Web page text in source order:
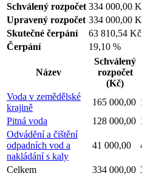
Schválený rozpočet 334 000,00
Upravený rozpočet 334 000,00
Skutečné čerpání
63 810,54 Kč
Čerpání
19,10 %
Název
Schválený
rozpočet
(Kč)
Voda v zemědělské
krajině
165 000,00
Pitná voda
128 000,00
Odvádění a čištění
odpadních vod a
nakládání s kaly
41 000,00
Celkem 334 000,00